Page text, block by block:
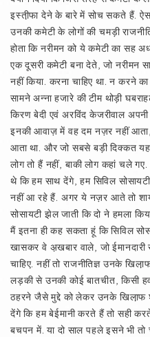
इस्ती़फा देने के बारे में सोच सकते हैं.
उनकी कमेटी के लोगों की चमड़ी
होता कि नरीमन को ये कमेटी का सह
एक दूसरी कमेटी बना देते, जो नरीमन
नहीं किया. करना चाहिए था. न करने
सामने अन्ना हजारे की टीम थोड़ी
किरण बेदी एवं अरविंद केजरीवाल
इनकी आवाज़ में वह दम नज़र नहीं
आता था. और जो सबसे बड़ी दिक्कत यह
लोग तो हैं नहीं, बाकी लोग कहां चले
थे कि हम साथ देंगे, हम सिविल
नहीं आ रहे हैं. अगर ये नज़र आते तो
सोसायटी झेल जाती कि दो ने हमला
मैं इतना ही कह सकता हूं कि सिविल
खासकर वे अ़खबार वाले, जो ईमानदारी
चाहिए. नहीं तो राजनीतिज्ञ उनके
लड़की से उनकी कोई बातचीत, किसी
ठहरने जैसे मुद्दे को लेकर उनके खिला़फ
देंगे कि हम बेईमानी करते हैं तो सही
बचपन में. या दो साल पहले इसने भी तो